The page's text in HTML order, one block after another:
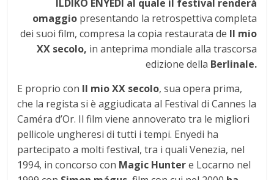
ILDIKÓ ENYEDI al quale il festival renderà
omaggio presentando la retrospettiva completa
dei suoi film, compresa la copia restaurata de Il mio
XX secolo, in anteprima mondiale alla trascorsa
edizione della Berlinale.
E proprio con Il mio XX secolo, sua opera prima,
che la regista si è aggiudicata al Festival di Cannes la
Caméra d’Or. Il film viene annoverato tra le migliori
pellicole ungheresi di tutti i tempi. Enyedi ha
partecipato a molti festival, tra i quali Venezia, nel
1994, in concorso con Magic Huntere Locarno nel